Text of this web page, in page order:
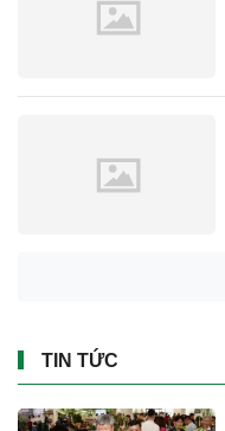
TIN TỨC